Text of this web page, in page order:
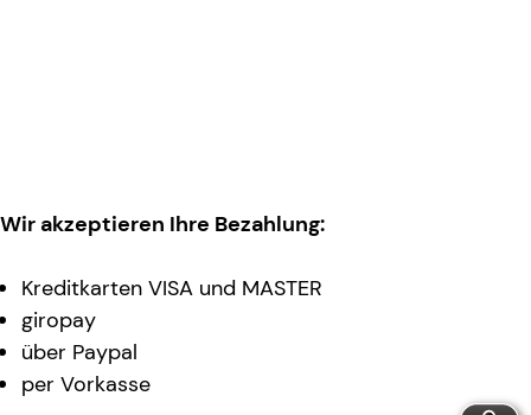
Wir akzeptieren Ihre Bezahlung:
Kreditkarten VISA und MASTER
giropay
über Paypal
per Vorkasse